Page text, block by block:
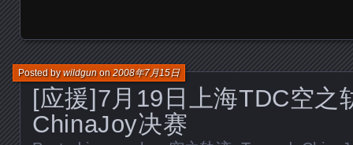
[应援]7月19日上海TDC空之
ChinaJoy决赛
Posted bywildgunon2008年7月15日